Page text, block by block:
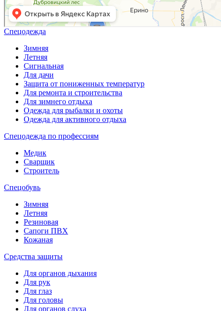
Спецодежда
Зимняя
Летняя
Сигнальная
Для дачи
Защита от пониженных температур
Для ремонта и строительства
Для зимнего отдыха
Одежда для рыбалки и охоты
Одежда для активного отдыха
Спецодежда по профессиям
Медик
Сварщик
Строитель
Спецобувь
Зимняя
Летняя
Резиновая
Сапоги ПВХ
Кожаная
Средства защиты
Для органов дыхания
Для рук
Для глаз
Для головы
Для органов слуха